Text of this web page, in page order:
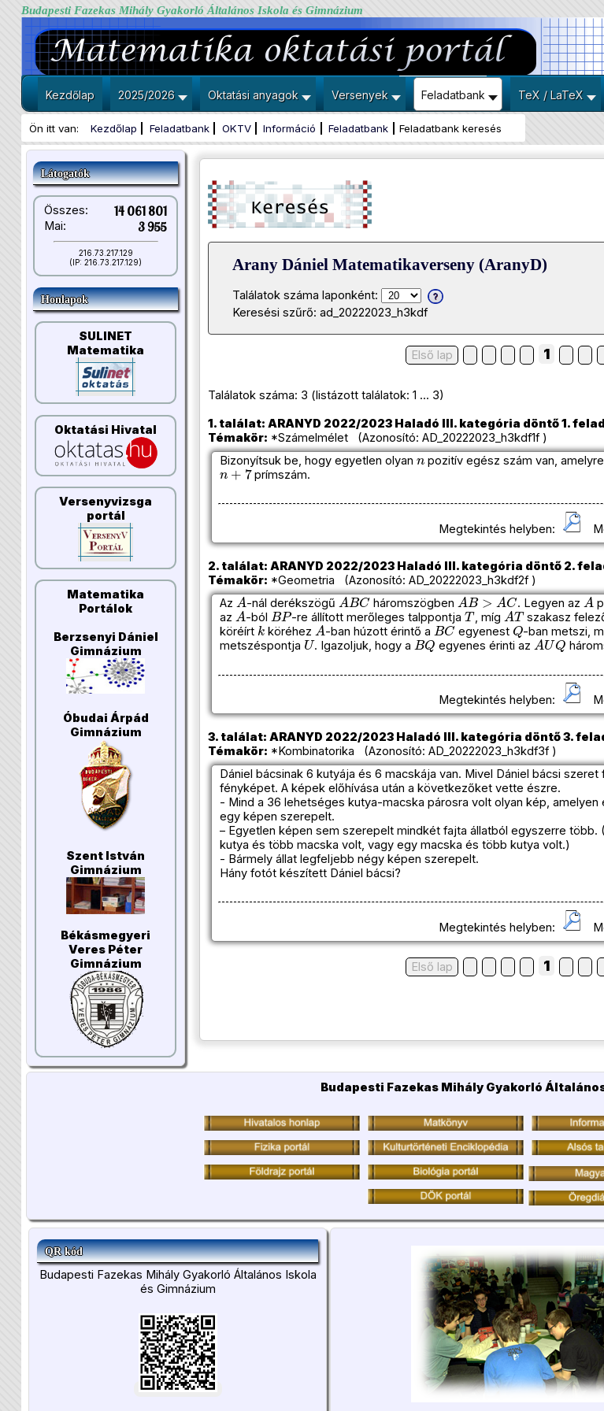
Budapesti Fazekas Mihály Gyakorló Általános Iskola és Gimnázium
Kezdőlap 2025/2026 Oktatási anyagok Versenyek Feladatbank TeX / LaTeX
Ön itt van: Kezdőlap Feladatbank OKTV Információ Feladatbank Feladatbank keresés
Látogatók
Összes: 14 061 801
Mai: 3 955
216.73.217.129
(IP: 216.73.217.129)
Honlapok
SULINET
Matematika
Oktatási Hivatal
Versenyvizsga
portál
Matematika
Portálok
Berzsenyi Dániel
Gimnázium
Óbudai Árpád
Gimnázium
Szent István
Gimnázium
Békásmegyeri
Veres Péter
Gimnázium
Arany Dániel Matematikaverseny (AranyD)
Találatok száma laponként:
Keresési szűrő: ad_20222023_h3kdf
Első lap 1
Találatok száma: 3 (listázott találatok: 1 ... 3)
1. találat: ARANYD 2022/2023 Haladó III. kategória döntő 1.
Témakör: *Számelmélet (Azonosító: AD_20222023_h3kdf1f )
Bizonyítsuk be, hogy egyetlen olyan
n
pozitív egész szám van,
n+7
prímszám.
Megtekintés helyben:
2. találat: ARANYD 2022/2023 Haladó III. kategória döntő 2.
Témakör: *Geometria (Azonosító: AD_20222023_h3kdf2f )
Az
A
-nál derékszögű
ABC
háromszögben
AB>AC
. Legyen az
A
az
A
-ból
BP
-re állított merőleges talppontja
T
, míg
AT
szakasz
köréírt
k
köréhez
A
-ban húzott érintő a
BC
egyenest
Q
-ban metszi,
metszéspontja
U
. Igazoljuk, hogy a
BQ
egyenes érinti az
AUQ
Megtekintés helyben:
3. találat: ARANYD 2022/2023 Haladó III. kategória döntő 3.
Témakör: *Kombinatorika (Azonosító: AD_20222023_h3kdf3f )
Dániel bácsinak 6 kutyája és 6 macskája van. Mivel Dániel bácsi
fényképet. A képek előhívása után a következőket vette észre.
- Mind a 36 lehetséges kutya-macska párosra volt olyan kép,
egy képen szerepelt.
– Egyetlen képen sem szerepelt mindkét fajta állatból egyszerre
kutya és több macska volt, vagy egy macska és több kutya volt.)
- Bármely állat legfeljebb négy képen szerepelt.
Hány fotót készített Dániel bácsi?
Megtekintés helyben:
Első lap 1
Budapesti Fazekas Mihály Gyakorló
QR kód
Budapesti Fazekas Mihály Gyakorló Általános Iskola
és Gimnázium